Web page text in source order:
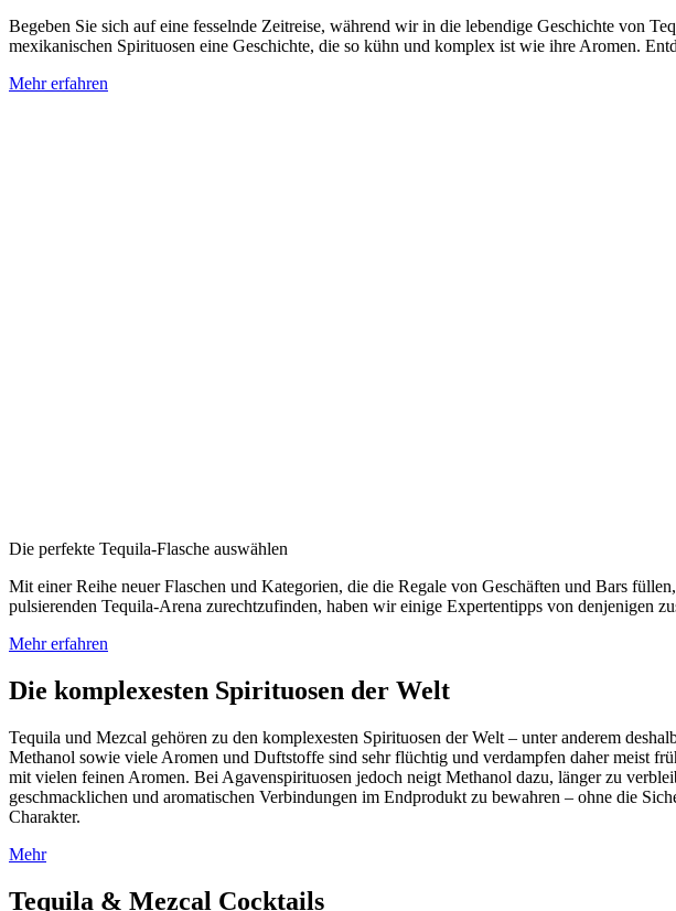
Begeben Sie sich auf eine fesselnde Zeitreise, während wir in die lebendige Geschichte von
mexikanischen Spirituosen eine Geschichte, die so kühn und komplex ist wie ihre Aromen.
Mehr erfahren
Die perfekte Tequila-Flasche auswählen
Mit einer Reihe neuer Flaschen und Kategorien, die die Regale von Geschäften und Bars
pulsierenden Tequila-Arena zurechtzufinden, haben wir einige Expertentipps von denjenigen
Mehr erfahren
Die komplexesten Spirituosen der Welt
Tequila und Mezcal gehören zu den komplexesten Spirituosen der Welt – unter anderem
Methanol sowie viele Aromen und Duftstoffe sind sehr flüchtig und verdampfen daher meist
mit vielen feinen Aromen. Bei Agavenspirituosen jedoch neigt Methanol dazu, länger zu
geschmacklichen und aromatischen Verbindungen im Endprodukt zu bewahren – ohne die
Charakter.
Mehr
Tequila & Mezcal Cocktails